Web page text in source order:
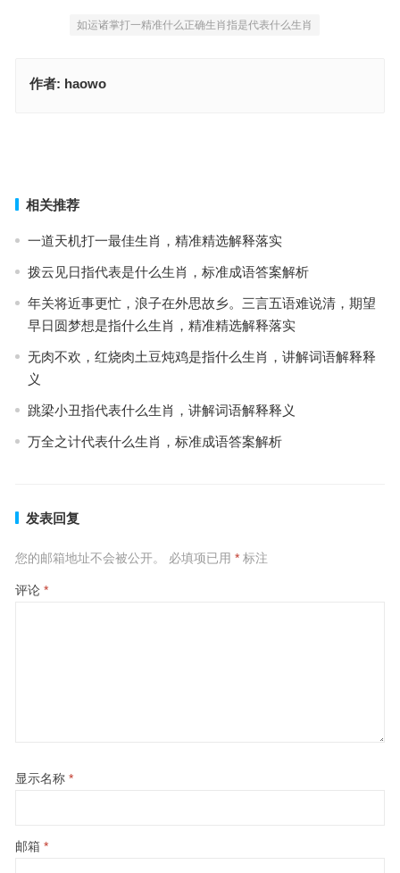
如运诸掌打一精准什么正确生肖指是代表什么生肖
作者: haowo
相关推荐
一道天机打一最佳生肖，精准精选解释落实
拨云见日指代表是什么生肖，标准成语答案解析
年关将近事更忙，浪子在外思故乡。三言五语难说清，期望
早日圆梦想是指什么生肖，精准精选解释落实
无肉不欢，红烧肉土豆炖鸡是指什么生肖，讲解词语解释释
义
跳梁小丑指代表什么生肖，讲解词语解释释义
万全之计代表什么生肖，标准成语答案解析
发表回复
您的邮箱地址不会被公开。 必填项已用 *标注
评论 *
显示名称 *
邮箱 *